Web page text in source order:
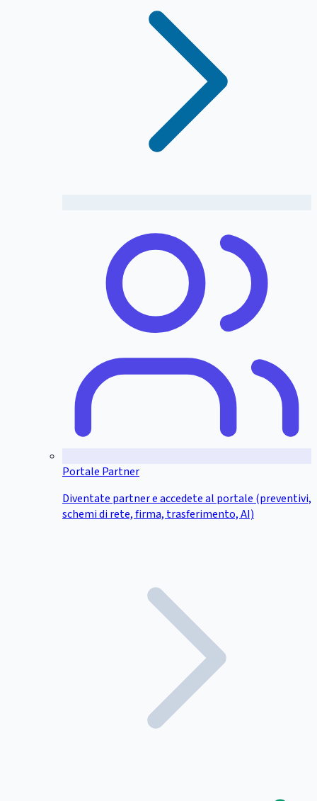
Portale Partner
Diventate partner e accedete al portale (preventivi,
schemi di rete, firma, trasferimento, AI)